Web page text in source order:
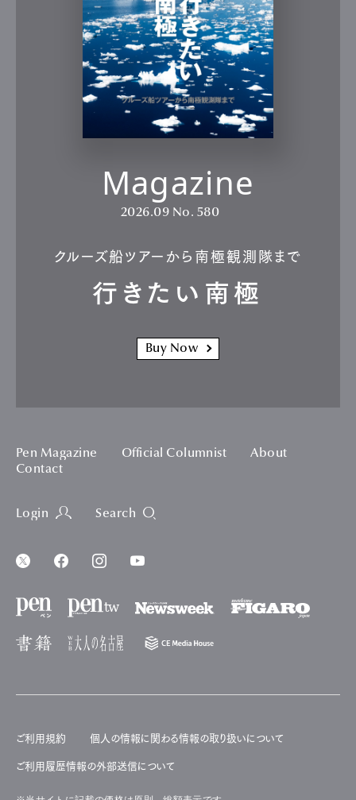
Magazine
2026.09 No. 580
クルーズ船ツアーから南極観測隊まで
行きたい南極
Buy Now
Pen Magazine Official Columnist
About
Contact
Login Search
ご利用規約 個人の情報に関わる情報の取り扱いについて
ご利用履歴情報の外部送信について